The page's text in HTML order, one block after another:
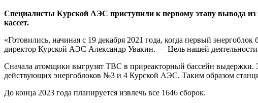
Специалисты Курской АЭС приступили к первому этапу вывода
кассет.
«Готовились, начиная с 19 декабря 2021 года, когда первый
директор Курской АЭС Александр Увакин. — Цель нашей
Сначала атомщики выгрузят ТВС в приреакторный бассейн выдержки.
действующих энергоблоков №3 и 4 Курской АЭС. Таким образом
До конца 2023 года планируется извлечь все 1646 сборок.